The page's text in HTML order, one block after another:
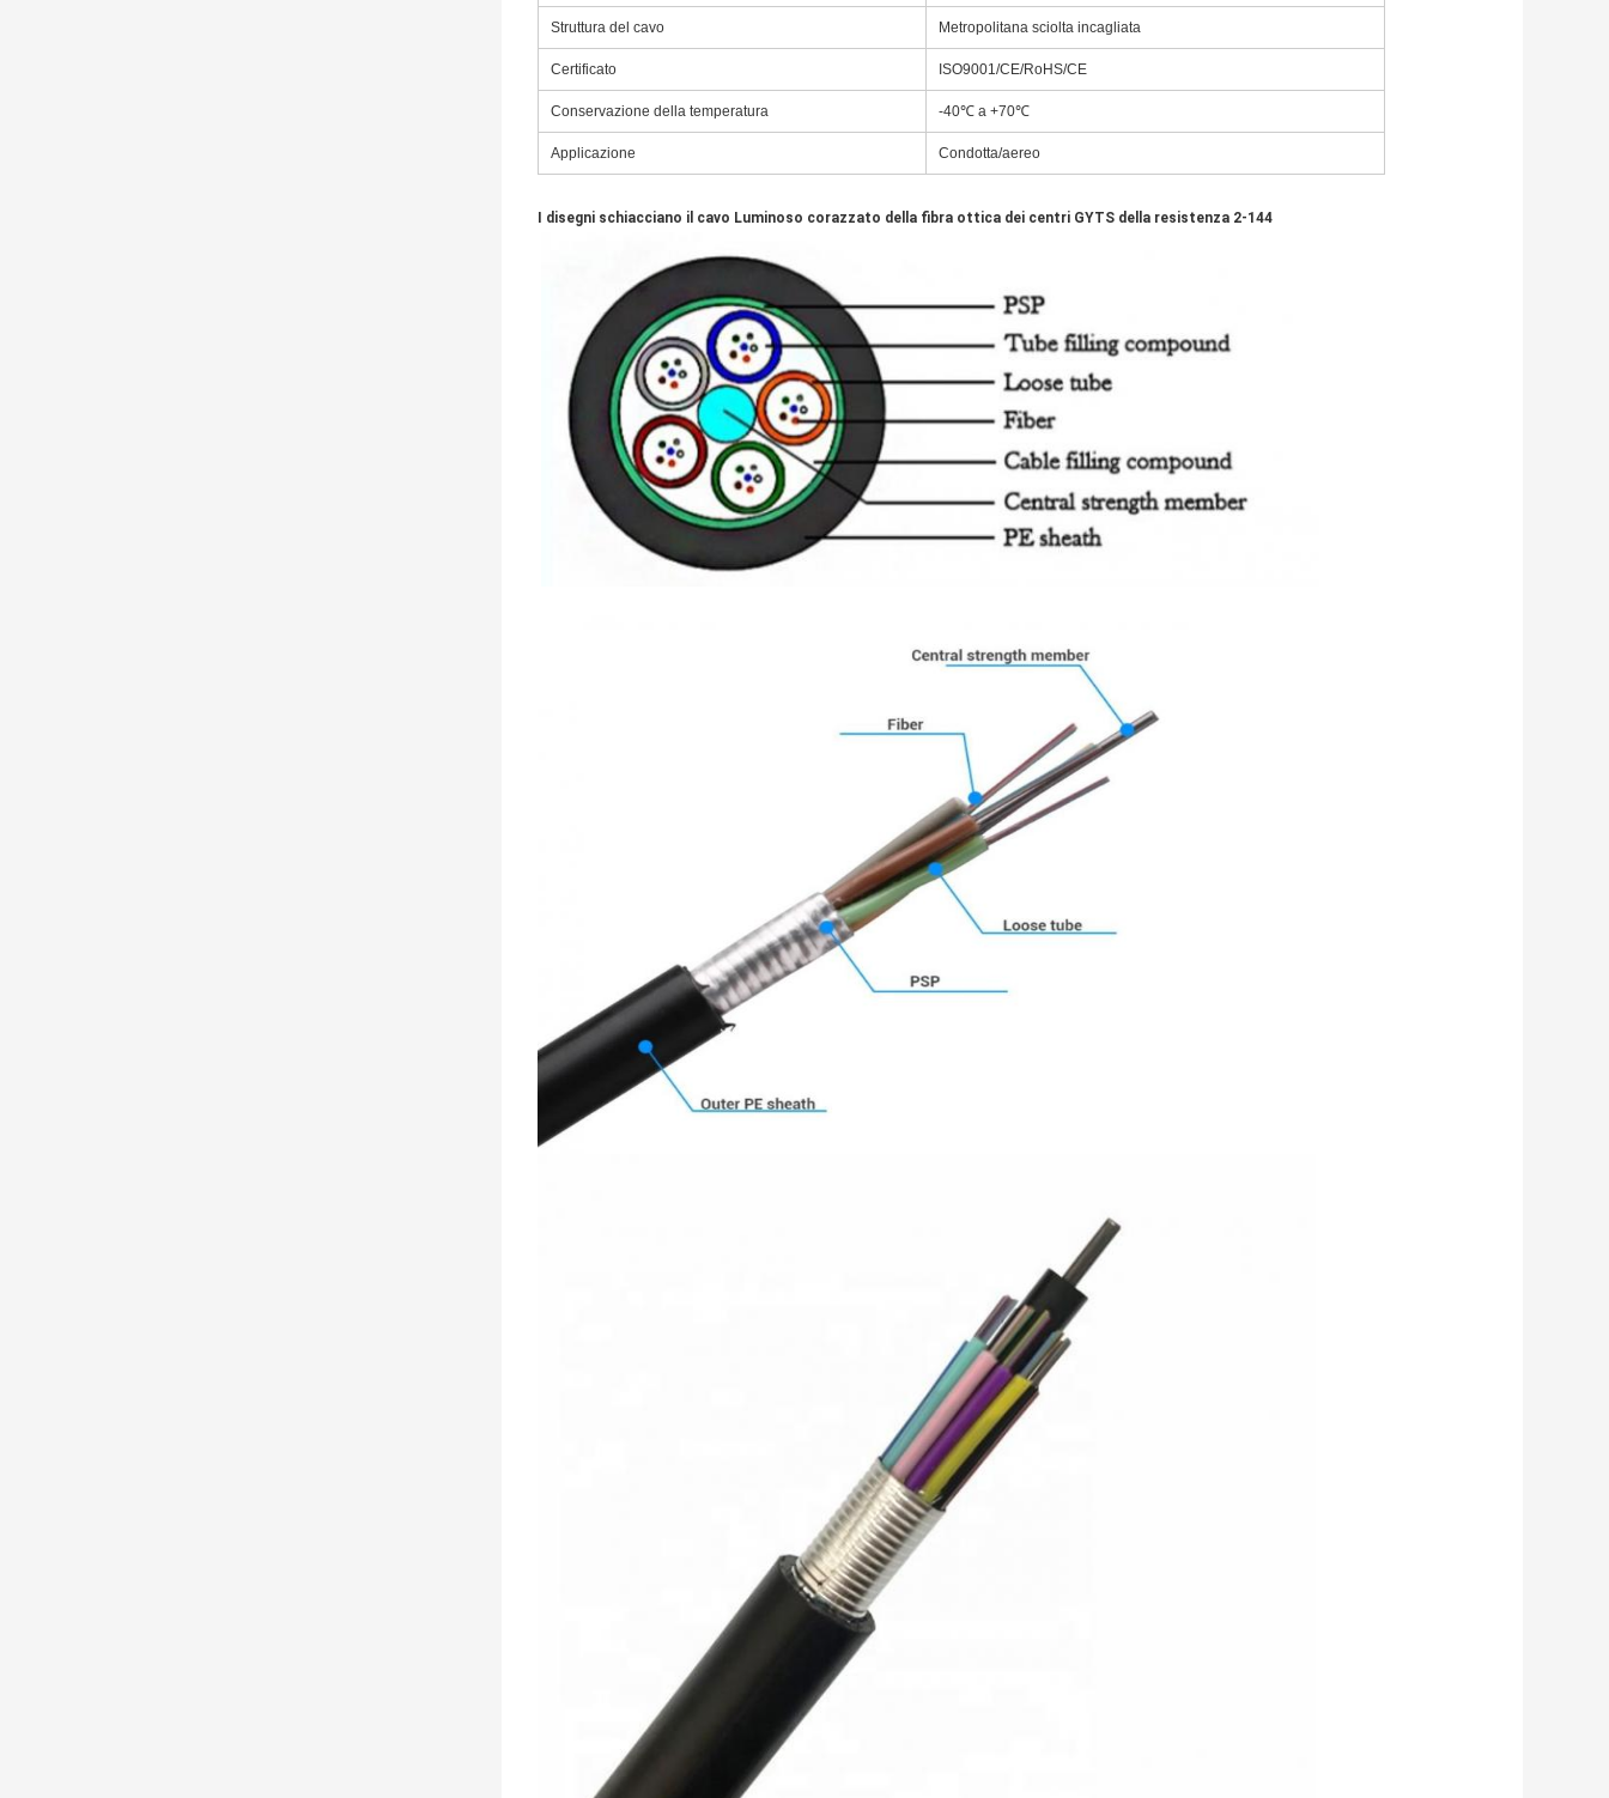
Struttura del cavo Metropolitana sciolta incagliata
Certificato ISO9001/CE/RoHS/CE
Conservazione della temperatura -40℃ a +70℃
Applicazione Condotta/aereo
I disegni schiacciano il cavo Luminoso corazzato della fibra ottica dei centri GYTS della resistenza 2-144